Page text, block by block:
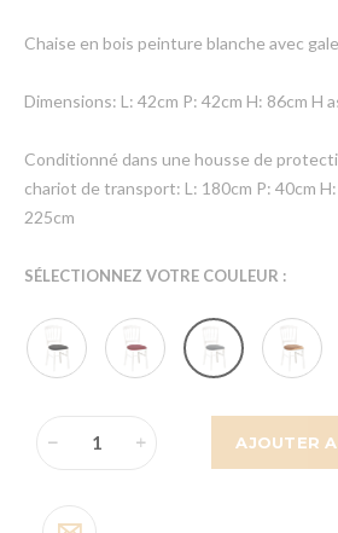
Chaise en bois peinture blanche avec
Dimensions: L: 42cm P: 42cm H: 86cm H
Conditionné dans une housse de
chariot de transport: L: 180cm P: 40cm
225cm
SÉLECTIONNEZ VOTRE COULEUR :
AJOUTER